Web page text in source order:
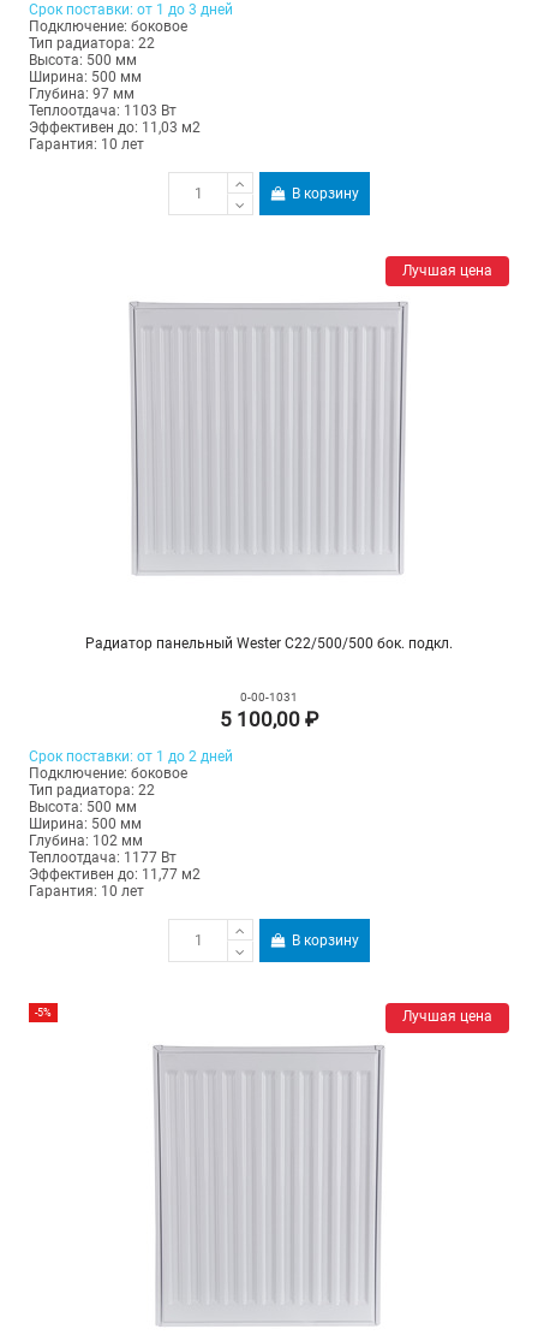
Срок поставки: от 1 до 3 дней
Подключение: боковое
Тип радиатора: 22
Высота: 500 мм
Ширина: 500 мм
Глубина: 97 мм
Теплоотдача: 1103 Вт
Эффективен до: 11,03 м2
Гарантия: 10 лет
В корзину
Лучшая цена
Радиатор панельный Wester C22/500/500 бок. подкл.
0-00-1031
5 100,00 ₽
Срок поставки: от 1 до 2 дней
Подключение: боковое
Тип радиатора: 22
Высота: 500 мм
Ширина: 500 мм
Глубина: 102 мм
Теплоотдача: 1177 Вт
Эффективен до: 11,77 м2
Гарантия: 10 лет
В корзину
Лучшая цена
-5%